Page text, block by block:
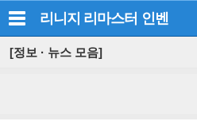
리니지 리마스터 인벤
[정보 · 뉴스 모음]